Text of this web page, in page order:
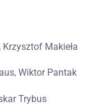
Makieła
Wiktor Pantak
Trybus